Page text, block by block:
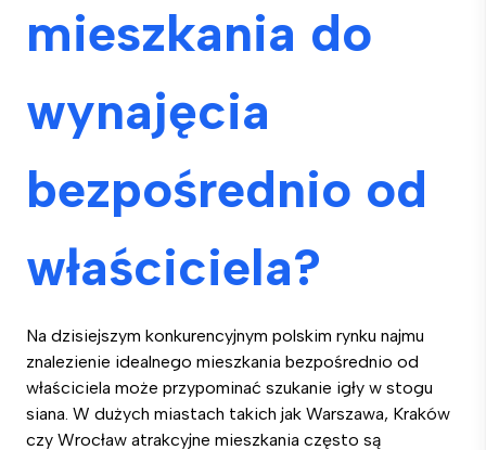
mieszkania do
wynajęcia
bezpośrednio od
właściciela?
Na dzisiejszym konkurencyjnym polskim rynku najmu
znalezienie idealnego mieszkania bezpośrednio od
właściciela może przypominać szukanie igły w stogu
siana. W dużych miastach takich jak Warszawa, Kraków
czy Wrocław atrakcyjne mieszkania często są